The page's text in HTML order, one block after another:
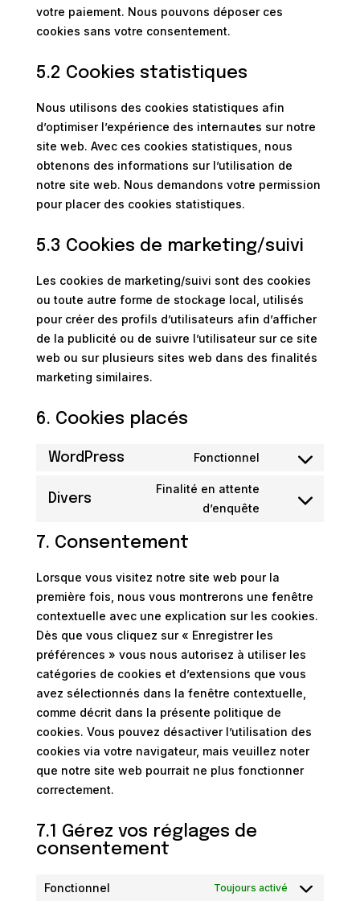
votre paiement. Nous pouvons déposer ces
cookies sans votre consentement.
5.2 Cookies statistiques
Nous utilisons des cookies statistiques afin
d’optimiser l’expérience des internautes sur notre
site web. Avec ces cookies statistiques, nous
obtenons des informations sur l’utilisation de
notre site web. Nous demandons votre permission
pour placer des cookies statistiques.
5.3 Cookies de marketing/suivi
Les cookies de marketing/suivi sont des cookies
ou toute autre forme de stockage local, utilisés
pour créer des profils d’utilisateurs afin d’afficher
de la publicité ou de suivre l’utilisateur sur ce site
web ou sur plusieurs sites web dans des finalités
marketing similaires.
6. Cookies placés
WordPress Fonctionnel
Consent
service
Divers
Finalité en attente
d’enquête
Consent
7. Consentement
Lorsque vous visitez notre site web pour la
première fois, nous vous montrerons une fenêtre
contextuelle avec une explication sur les cookies.
Dès que vous cliquez sur « Enregistrer les
préférences » vous nous autorisez à utiliser les
catégories de cookies et d’extensions que vous
avez sélectionnés dans la fenêtre contextuelle,
comme décrit dans la présente politique de
cookies. Vous pouvez désactiver l’utilisation des
cookies via votre navigateur, mais veuillez noter
que notre site web pourrait ne plus fonctionner
correctement.
7.1 Gérez vos réglages de
consentement
Fonctionnel Toujours activé